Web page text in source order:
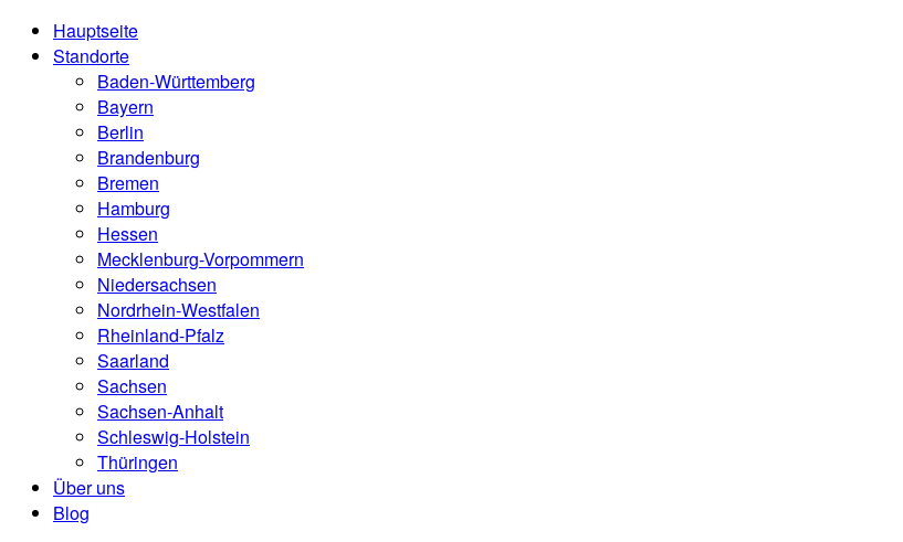
Hauptseite
Standorte
Baden-Württemberg
Bayern
Berlin
Brandenburg
Bremen
Hamburg
Hessen
Mecklenburg-Vorpommern
Niedersachsen
Nordrhein-Westfalen
Rheinland-Pfalz
Saarland
Sachsen
Sachsen-Anhalt
Schleswig-Holstein
Thüringen
Über uns
Blog